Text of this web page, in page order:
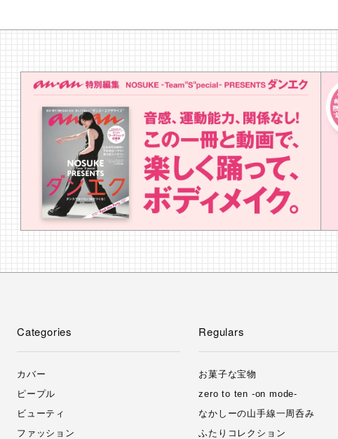
Categories
カバー
ピープル
ビューティ
ファッション
Regulars
お菓子な宝物
zero to ten -on mode-
なかしーの山手線一周呑み
ふたりコレクション